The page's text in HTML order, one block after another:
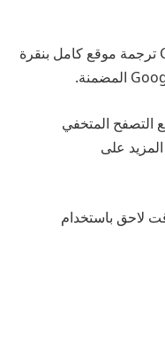
• ترجمة GOOGLE – يتيح لك Chrome ترجمة موقع كامل بنقرة
التصفح المتخفي
على
لاحق باستخدام